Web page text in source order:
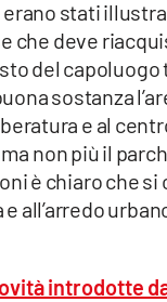
erano stati
che deve
del capoluogo
sostanza
e al
non più il
è chiaro che si
all’arredo
introdotte